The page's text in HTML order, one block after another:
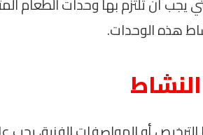
يجب أن تلتزم بها وحدات الطعام
هذه الوحدات.